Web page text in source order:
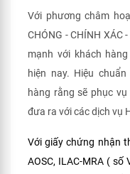
Với phương châm
CHÓNG - CHÍNH XÁC
mạnh với khách
hiện nay. Hiệu
hàng rằng sẽ phục
đưa ra với các dịch vụ
Với giấy chứng nhận
AOSC, ILAC-MRA (